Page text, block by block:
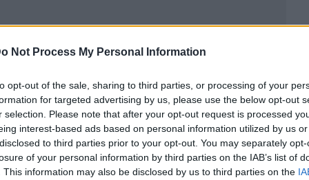
Not Process My Personal Information
opt-out of the sale, sharing to third parties, or processing of your
for targeted advertising by us, please use the below opt-out
selection. Please note that after your opt-out request is processed
interest-based ads based on personal information utilized by us
to third parties prior to your opt-out. You may separately
of your personal information by third parties on the IAB’s list of
This information may also be disclosed by us to third parties on the